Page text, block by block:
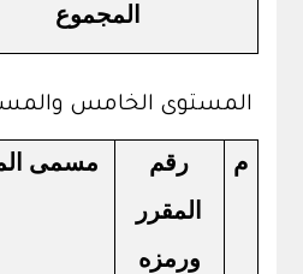
المجموع
المستوى الخامس
م
رقم
المقرر
ورمزه
مسمى